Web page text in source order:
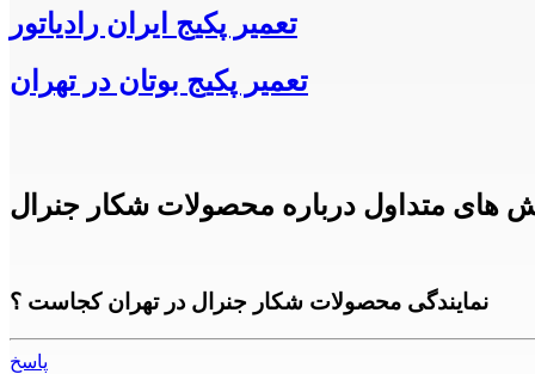
تعمیر پکیج ایران رادیاتور
تعمیر پکیج بوتان در تهران
های متداول درباره محصولات شکار جنرال
نمایندگی محصولات شکار جنرال در تهران کجاست ؟
پاسخ